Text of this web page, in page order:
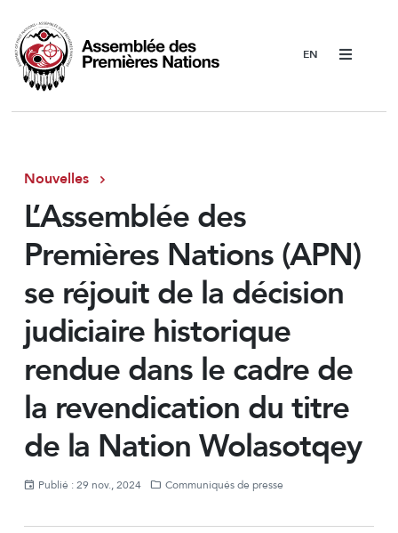
Menu
Nouvelles
L’Assemblée des
Premières Nations (APN)
se réjouit de la décision
judiciaire historique
rendue dans le cadre de
la revendication du titre
de la Nation Wolasotqey
Publié : 29 nov., 2024 Communiqués de presse